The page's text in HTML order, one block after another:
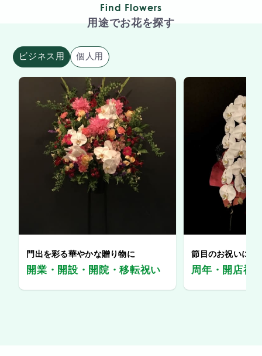
Find Flowers
用途でお花を探す
ビジネス用 個人用
門出を彩る華やかな贈り物に
開業・開設・開院・移転祝い
節目のお祝いに、
周年・開店祝